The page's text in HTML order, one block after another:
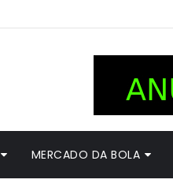
MERCADO DA BOLA